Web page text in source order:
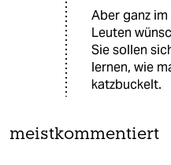
Aber ganz
Leuten
Sie sollen
lernen, wie
katzbuckelt.
meistkommentiert